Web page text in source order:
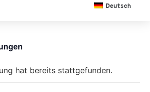
Deutsch
hat bereits stattgefunden.